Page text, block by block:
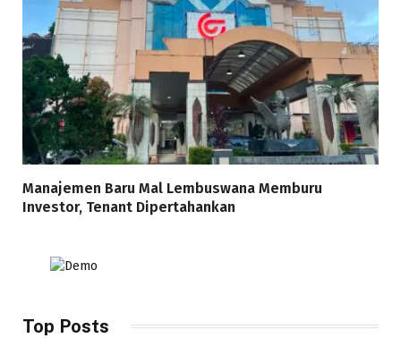
Manajemen Baru Mal Lembuswana Memburu
Investor, Tenant Dipertahankan
Top Posts